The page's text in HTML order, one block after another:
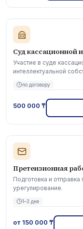
Суд кассационной
Участие в суде
интеллектуальной
по договору
500 000 ₸
Претензионная
Подготовка и
урегулирование.
1–3 дня
от 150 000 ₸